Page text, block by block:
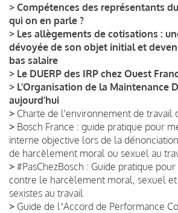
> Compétences des représentants
qui on en parle ?
> Les allègements de cotisations :
dévoyée de son objet initial et
bas salaire
> Le DUERP des IRP chez Ouest
> L’Organisation de la Maintenance
aujourd’hui
> Charte de l'environnement de travail
> Bosch France : guide pratique pour
interne objective lors de la
de harcèlement moral ou sexuel au
> #PasChezBosch : Guide pratique
contre le harcèlement moral, sexuel et
sexistes au travail
> Guide de lʼAccord de Performance